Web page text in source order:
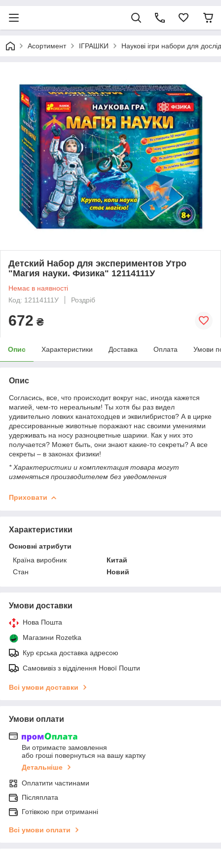
Асортимент ІГРАШКИ Наукові ігри набори для
Детский Набор для экспериментов Утро
"Магия науки. Физика" 12114111У
Немає в наявності
Код: 12114111У
Роздріб
672 ₴
Опис Характеристики Доставка Оплата Умови
Опис
Согласись, все, что происходит вокруг нас, иногда кажется
магией, чем-то нереальным! Ты хотя бы раз видел
удивительно ловких канатоходцев и эквилибристов? А в цирке
дрессированные животные поражают нас своими умениями
удерживать на носу разноцветные шарики. Как у них это
получается? Может быть, они знают какие-то секреты? А все
секреты – в законах физики!
* Характеристики и комплектация товара могут
изменяться производителем без уведомления
Приховати
Характеристики
Основні атрибути
Країна виробник
Китай
Стан
Новий
Умови доставки
Нова Пошта
Магазини Rozetka
Кур єрська доставка адресою
Самовивіз з відділення Нової Пошти
Всі умови доставки
Умови оплати
Ви отримаєте замовлення
або гроші повернуться на вашу картку
Детальніше
Оплатити частинами
Післяплата
Готівкою при отриманні
Всі умови оплати